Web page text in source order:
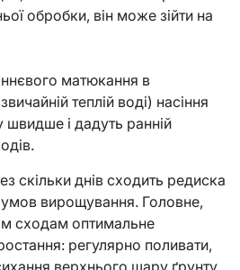
обробки, він може зійти на
матюкання в
теплій воді) насіння
і дадуть ранній
скільки днів сходить редиска
вирощування. Головне,
сходам оптимальне
регулярно поливати,